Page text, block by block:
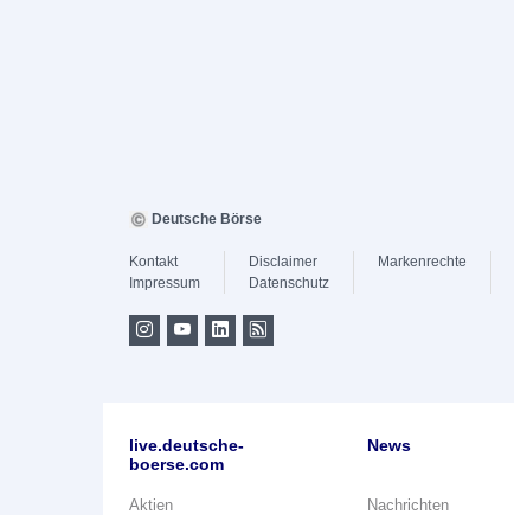
Deutsche Börse
Kontakt
Impressum
Disclaimer
Datenschutz
Markenrechte
live.deutsche-
boerse.com
Aktien
News
Nachrichten